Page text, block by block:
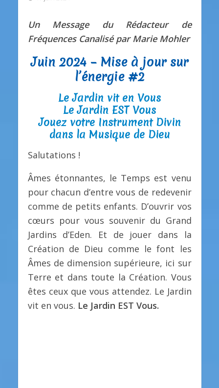
Un Message du Rédacteur de
Fréquences Canalisé par Marie Mohler
Juin 2024 – Mise à jour sur
l’énergie #2
Le Jardin vit en Vous
Le Jardin EST Vous
Jouez votre Instrument Divin
dans la Musique de Dieu
Salutations !
Âmes étonnantes, le Temps est venu
pour chacun d’entre vous de redevenir
comme de petits enfants. D’ouvrir vos
cœurs pour vous souvenir du Grand
Jardins d’Eden. Et de jouer dans la
Création de Dieu comme le font les
Âmes de dimension supérieure, ici sur
Terre et dans toute la Création. Vous
êtes ceux que vous attendez. Le Jardin
vit en vous. Le Jardin EST Vous.